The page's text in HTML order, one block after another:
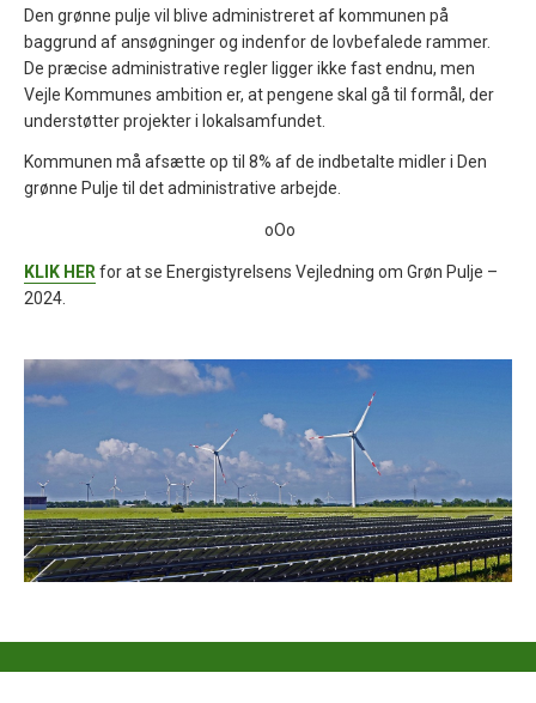
Den grønne pulje vil blive administreret af kommunen på
baggrund af ansøgninger og indenfor de lovbefalede rammer.
De præcise administrative regler ligger ikke fast endnu, men
Vejle Kommunes ambition er, at pengene skal gå til formål, der
understøtter projekter i lokalsamfundet.
Kommunen må afsætte op til 8% af de indbetalte midler i Den
grønne Pulje til det administrative arbejde.
oOo
KLIK HER for at se Energistyrelsens Vejledning om Grøn Pulje –
2024.